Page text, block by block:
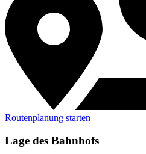
Routenplanung starten
Lage des Bahnhofs